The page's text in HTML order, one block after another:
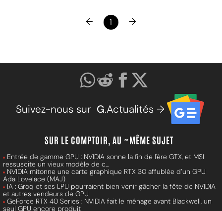
← 1 →
Suivez-nous sur G.Actualités →
SUR LE COMPTOIR, AU ~MÊME SUJET
Entrée de gamme GPU : NVIDIA sonne la fin de l'ère GTX, et MSI
ressuscite un vieux modèle de c...
NVIDIA mitonne une carte graphique RTX 30 affublée d’un GPU
Ada Lovelace (MAJ)
IA : Groq et ses LPU pourraient bien venir gâcher la fête de NVIDIA
et autres vendeurs de GPU
GeForce RTX 40 Series : NVIDIA fait le ménage avant Blackwell, un
seul GPU encore produit